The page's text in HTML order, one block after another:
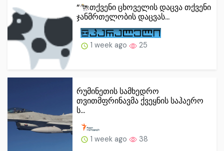
“🐄თქვენი ცხოველის დაცვა თქვენი
ჯანმრთელობის დაცვას...
1 week ago 25
რუმინეთის სამხედრო
თვითმფრინავმა ქვეყნის საჰაერო
ს...
1 week ago 38